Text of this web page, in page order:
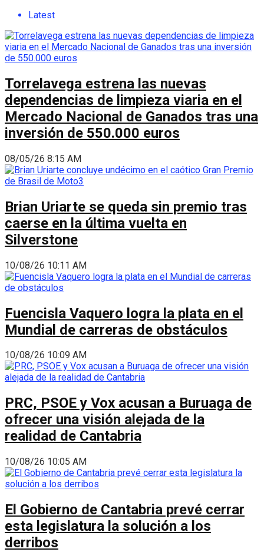
Latest
Torrelavega estrena las nuevas
dependencias de limpieza viaria en el
Mercado Nacional de Ganados tras una
inversión de 550.000 euros
08/05/26 8:15 AM
Brian Uriarte se queda sin premio tras
caerse en la última vuelta en
Silverstone
10/08/26 10:11 AM
Fuencisla Vaquero logra la plata en el
Mundial de carreras de obstáculos
10/08/26 10:09 AM
PRC, PSOE y Vox acusan a Buruaga de
ofrecer una visión alejada de la
realidad de Cantabria
10/08/26 10:05 AM
El Gobierno de Cantabria prevé cerrar
esta legislatura la solución a los
derribos